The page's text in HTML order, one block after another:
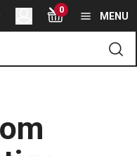
urtiga
principal
0
MENU